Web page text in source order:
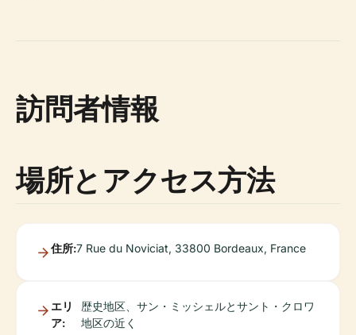
訪問者情報
場所とアクセス方法
住所:7 Rue du Noviciat, 33800 Bordeaux, France
エリ
ア:
歴史地区、サン・ミッシェルとサント・クロワ
地区の近く